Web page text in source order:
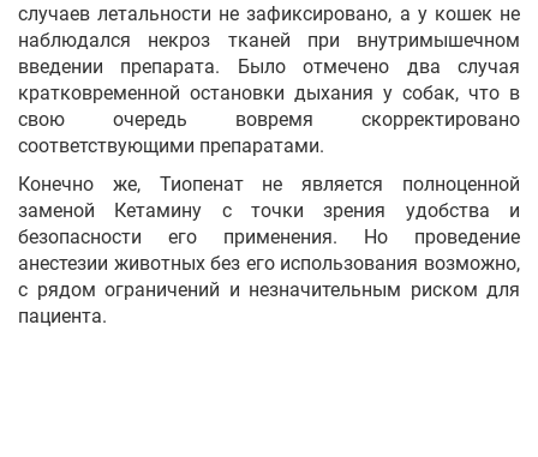
случаев летальности не зафиксировано, а у кошек не
наблюдался некроз тканей при внутримышечном
введении препарата. Было отмечено два случая
кратковременной остановки дыхания у собак, что в
свою очередь вовремя скорректировано
соответствующими препаратами.
Конечно же, Тиопенат не является полноценной
заменой Кетамину с точки зрения удобства и
безопасности его применения. Но проведение
анестезии животных без его использования возможно,
с рядом ограничений и незначительным риском для
пациента.